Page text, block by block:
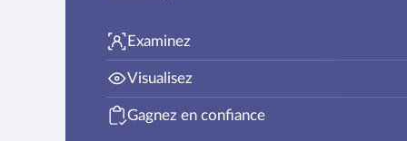
Examinez
Visualisez
Gagnez en confiance